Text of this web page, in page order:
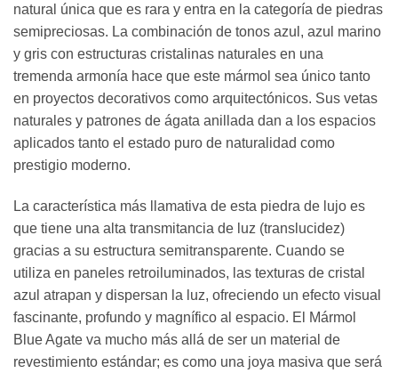
natural única que es rara y entra en la categoría de piedras
semipreciosas. La combinación de tonos azul, azul marino
y gris con estructuras cristalinas naturales en una
tremenda armonía hace que este mármol sea único tanto
en proyectos decorativos como arquitectónicos. Sus vetas
naturales y patrones de ágata anillada dan a los espacios
aplicados tanto el estado puro de naturalidad como
prestigio moderno.
La característica más llamativa de esta piedra de lujo es
que tiene una alta transmitancia de luz (translucidez)
gracias a su estructura semitransparente. Cuando se
utiliza en paneles retroiluminados, las texturas de cristal
azul atrapan y dispersan la luz, ofreciendo un efecto visual
fascinante, profundo y magnífico al espacio. El Mármol
Blue Agate va mucho más allá de ser un material de
revestimiento estándar; es como una joya masiva que será